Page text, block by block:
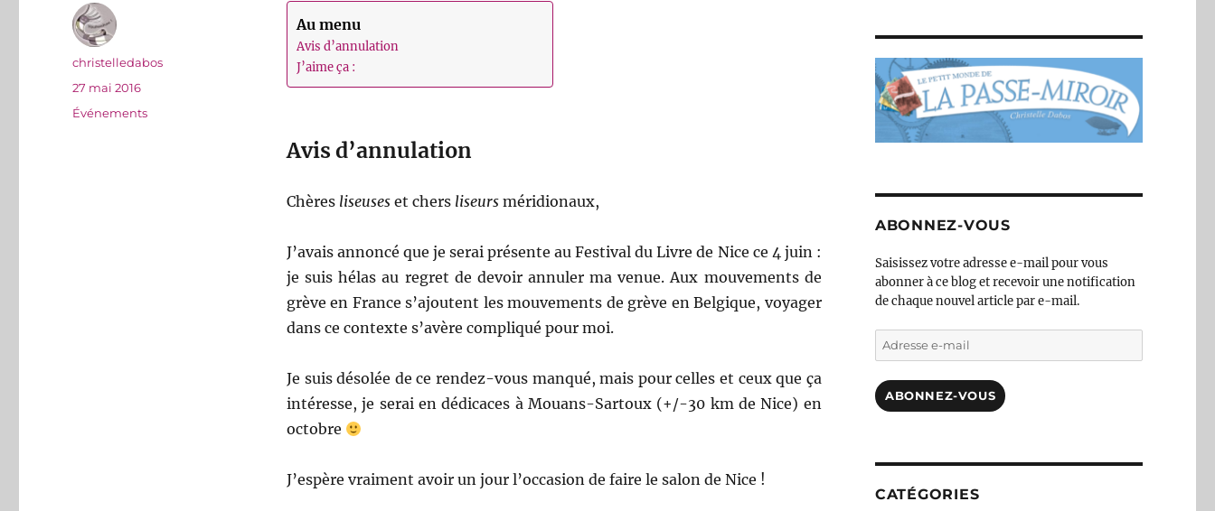
Au menu
Avis d’annulation
J’aime ça :
Avis d’annulation
Chères liseuseset chers liseursméridionaux,
J’avais annoncé que je serai présente au Festival du Livre de Nice ce 4 juin :
je suis hélas au regret de devoir annuler ma venue. Aux mouvements de
grève en France s’ajoutent les mouvements de grève en Belgique, voyager
dans ce contexte s’avère compliqué pour moi.
Je suis désolée de ce rendez-vous manqué, mais pour celles et ceux que ça
intéresse, je serai en dédicaces à Mouans-Sartoux (+/-30 km de Nice) en
octobre
J’espère vraiment avoir un jour l’occasion de faire le salon de Nice !
Auteur
christelledabos
Publié
le
27 mai 2016
Catégories
Événements
ABONNEZ-VOUS
Saisissez votre adresse e-mail pour vous
abonner à ce blog et recevoir une notification
de chaque nouvel article par e-mail.
Adresse
e-
ABONNEZ-VOUS
CATÉGORIES